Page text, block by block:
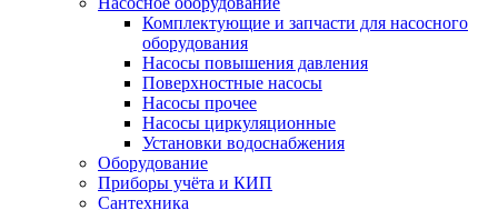
Комплектующие и запчасти для насосного
оборудования
Насосы повышения давления
Поверхностные насосы
Насосы прочее
Насосы циркуляционные
Установки водоснабжения
Оборудование
Приборы учёта и КИП
Сантехника